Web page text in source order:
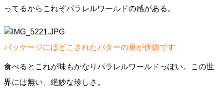
ってるからこれぞパラレルワールドの感がある。
パッケージにほどこされたバターの量が伏線です
食べるとこれが味もかなりパラレルワールドっぽい。この世
界には無い、絶妙な珍しさ。